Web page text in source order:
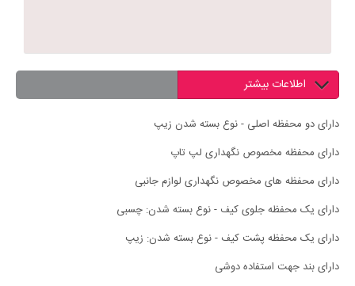
اطلاعات بیشتر
دارای دو محفظه اصلی - نوع بسته شدن زیپ
دارای محفظه مخصوص نگهداری لپ تاپ
دارای محفظه های مخصوص نگهداری لوازم جانبی
دارای یک محفظه جلوی کیف - نوع بسته شدن: چسبی
دارای یک محفظه پشت کیف - نوع بسته شدن: زیپ
دارای بند جهت استفاده دوشی